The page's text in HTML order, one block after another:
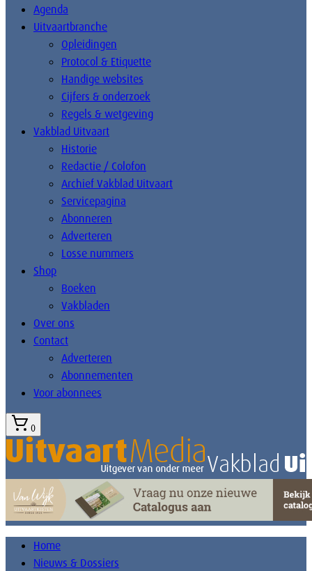
Agenda
Uitvaartbranche
Opleidingen
Protocol & Etiquette
Handige websites
Cijfers & onderzoek
Regels & wetgeving
Vakblad Uitvaart
Historie
Redactie / Colofon
Archief Vakblad Uitvaart
Servicepagina
Abonneren
Adverteren
Losse nummers
Shop
Boeken
Vakbladen
Over ons
Contact
Adverteren
Abonnementen
Voor abonnees
0
Home
Nieuws & Dossiers